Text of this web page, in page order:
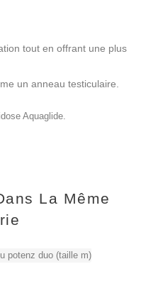
tout en offrant une plus
un anneau testiculaire.
Aquaglide.
La Même